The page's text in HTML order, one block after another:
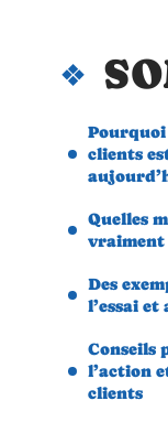
clients
Quelles
vraiment
Des
l’essai
Conseils
l’action
clients